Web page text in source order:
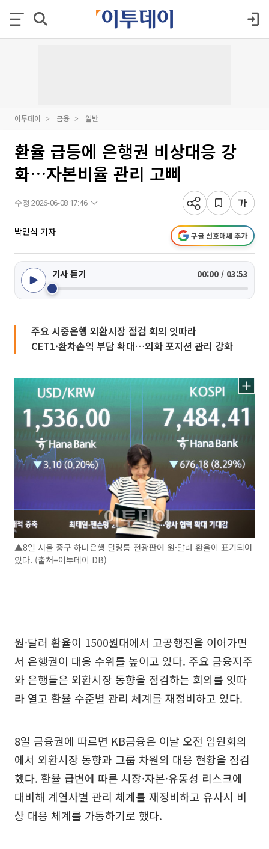
이투데이 금융 일반
환율 급등에 은행권 비상대응 강
화…자본비율 관리 고삐
수정 2026-06-08 17:46
박민석 기자 구글 선호매체 추가
기사 듣기 00:00 / 03:53
주요 시중은행 외환시장 점검 회의 잇따라
CET1·환차손익 부담 확대…외화 포지션 관리 강화
▲8일 서울 중구 하나은행 딜링룸 전광판에 원·달러 환율이 표기되어
있다. (출처=이투데이 DB)
원·달러 환율이 1500원대에서 고공행진을 이어가면
서 은행권이 대응 수위를 높이고 있다. 주요 금융지주
와 은행들은 외환시장 동향을 점검하는 회의를 잇따
라 열고 환율 수준별 관리 체계를 재정비하고 있다.
8일 금융권에 따르면 KB금융은 이날 오전 임원회의
에서 외환시장 동향과 그룹 차원의 대응 현황을 점검
했다. 환율 급변에 따른 시장·자본·유동성 리스크에
대비해 계열사별 관리 체계를 재정비하고 유사시 비
상 대응 체계를 가동하기로 했다.